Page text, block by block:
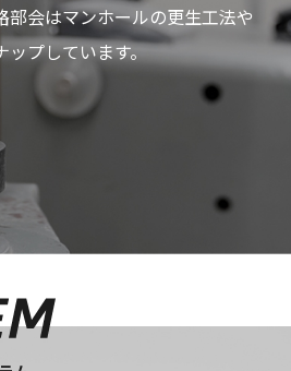
部会はマンホールの更生工法や
ップしています。